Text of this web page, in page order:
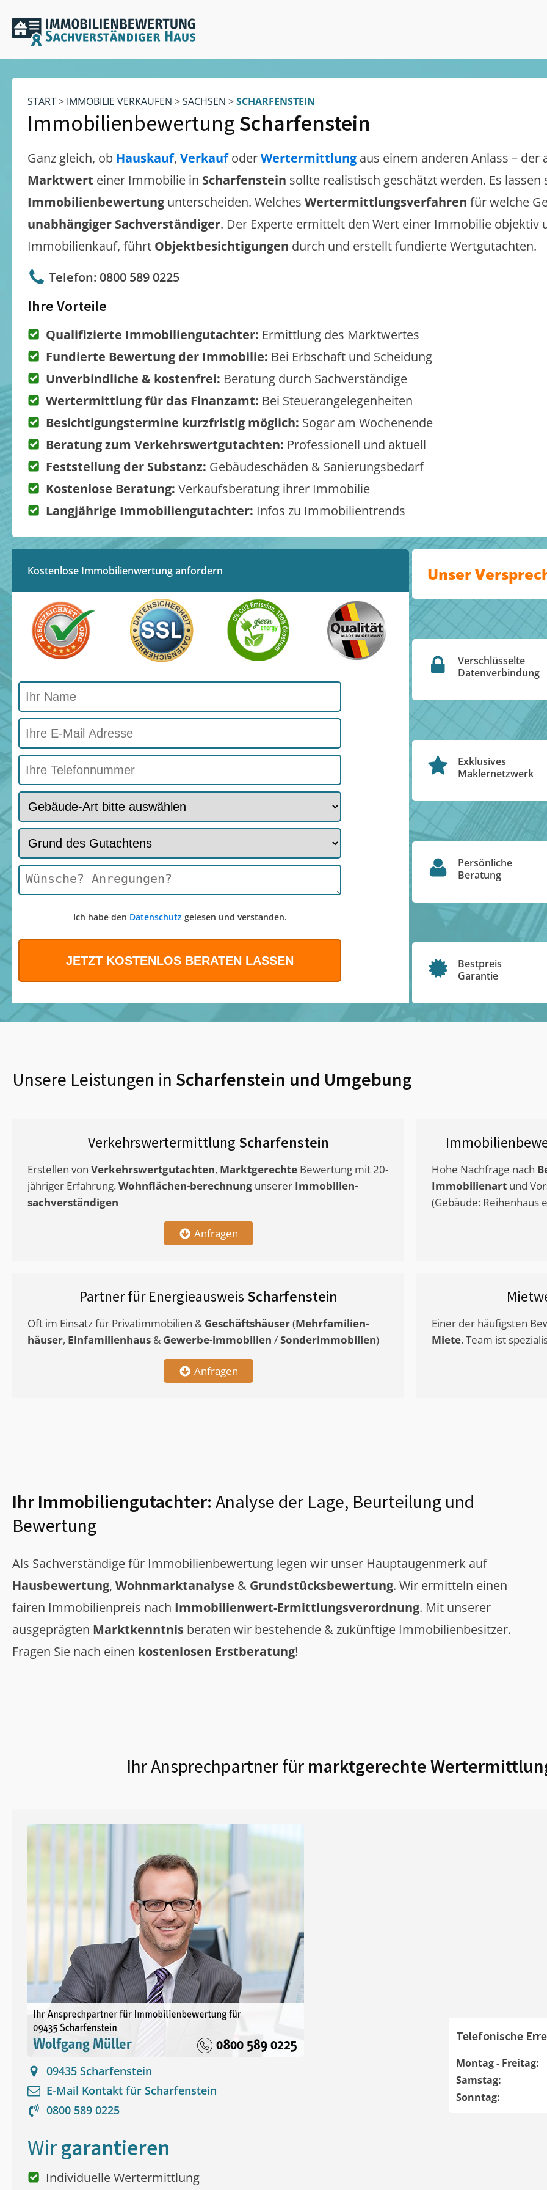
START> IMMOBILIE VERKAUFEN >SACHSEN >SCHARFENSTEIN
Immobilienbewertung Scharfenstein
Ganz gleich, ob Hauskauf, VerkaufoderWertermittlung aus einem anderen Anlass – der
Marktwert einer Immobilie in Scharfenstein sollte realistisch geschätzt werden. Es
Immobilienbewertung unterscheiden. Welches Wertermittlungsverfahren für welche
unabhängiger Sachverständiger. Der Experte ermittelt den Wert einer Immobilie objektiv
Immobilienkauf, führt Objektbesichtigungen durch und erstellt fundierte Wertgutachten.
Telefon: 0800 589 0225
Ihre Vorteile
Qualifizierte Immobiliengutachter: Ermittlung des Marktwertes
Fundierte Bewertung der Immobilie: Bei Erbschaft und Scheidung
Unverbindliche & kostenfrei: Beratung durch Sachverständige
Wertermittlung für das Finanzamt: Bei Steuerangelegenheiten
Besichtigungstermine kurzfristig möglich: Sogar am Wochenende
Beratung zum Verkehrswertgutachten: Professionell und aktuell
Feststellung der Substanz: Gebäudeschäden & Sanierungsbedarf
Kostenlose Beratung: Verkaufsberatung ihrer Immobilie
Langjährige Immobiliengutachter: Infos zu Immobilientrends
Kostenlose Immobilienwertung anfordern
Ich habe den Datenschutzgelesen und verstanden.
Unser
Verschlüsselte
Datenverbindung
Exklusives
Maklernetzwerk
Persönliche
Beratung
Bestpreis
Garantie
Unsere Leistungen in Scharfenstein und Umgebung
Verkehrswertermittlung Scharfenstein
Erstellen von Verkehrswertgutachten, Marktgerechte Bewertung mit 20-
jähriger Erfahrung. Wohnflächen-berechnung unserer Immobilien-
sachverständigen
Anfragen
Hohe Nachfrage nach
Immobilienart und
(Gebäude: Reihenhaus
Partner für Energieausweis Scharfenstein
Oft im Einsatz für Privatimmobilien & Geschäftshäuser(Mehrfamilien-
häuser, Einfamilienhaus & Gewerbe-immobilien /Sonderimmobilien)
Anfragen
Einer der häufigsten
Miete. Team ist
Ihr Immobiliengutachter: Analyse der Lage, Beurteilung und
Bewertung
Als Sachverständige für Immobilienbewertung legen wir unser Hauptaugenmerk auf
Hausbewertung, Wohnmarktanalyse & Grundstücksbewertung. Wir ermitteln einen
fairen Immobilienpreis nach Immobilienwert-Ermittlungsverordnung. Mit unserer
ausgeprägten Marktkenntnis beraten wir bestehende & zukünftige Immobilienbesitzer.
Fragen Sie nach einen kostenlosen Erstberatung!
Ihr Ansprechpartner für marktgerechte
09435 Scharfenstein
E-Mail Kontakt für Scharfenstein
0800 589 0225
Telefonische
Montag - Freitag:
Samstag:
Sonntag:
Wirgarantieren
Individuelle Wertermittlung